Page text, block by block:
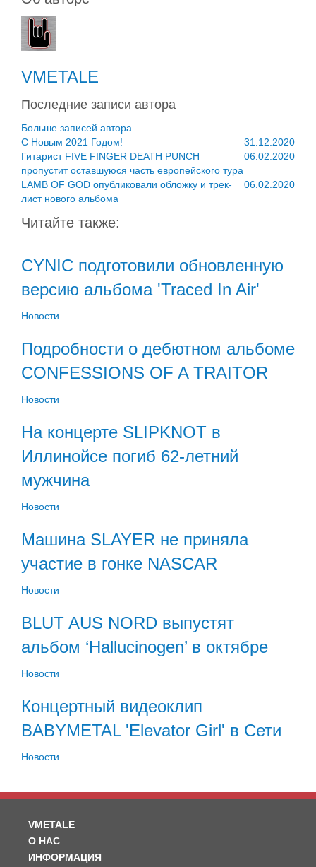
VMETALE
Последние записи автора
Больше записей автора
31.12.2020
C Новым 2021 Годом!
06.02.2020
Гитарист FIVE FINGER DEATH PUNCH
пропустит оставшуюся часть европейского тура
06.02.2020
LAMB OF GOD опубликовали обложку и трек-
лист нового альбома
Читайте также:
CYNIC подготовили обновленную
версию альбома 'Traced In Air'
Новости
Подробности о дебютном альбоме
CONFESSIONS OF A TRAITOR
Новости
На концерте SLIPKNOT в
Иллинойсе погиб 62-летний
мужчина
Новости
Машина SLAYER не приняла
участие в гонке NASCAR
Новости
BLUT AUS NORD выпустят
альбом ‘Hallucinogen’ в октябре
Новости
Концертный видеоклип
BABYMETAL 'Elevator Girl' в Сети
Новости
VMETALE
О НАС
ИНФОРМАЦИЯ